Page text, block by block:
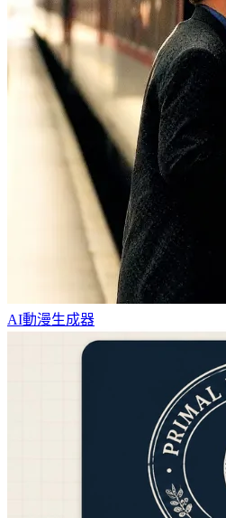
AI動漫生成器